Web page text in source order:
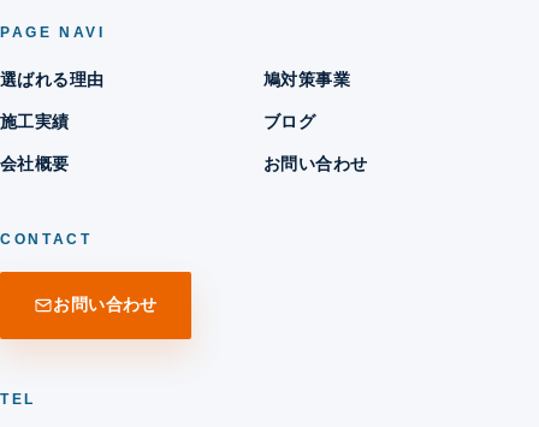
PAGE NAVI
選ばれる理由 鳩対策事業
施工実績 ブログ
会社概要 お問い合わせ
CONTACT
お問い合わせ
TEL